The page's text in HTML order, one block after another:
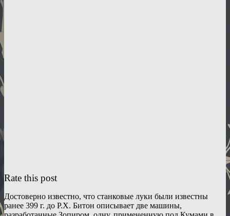
Rate this post
Достоверно известно, что станковые луки были известны
ранее 399 г. до Р.Х. Битон описывает две машины,